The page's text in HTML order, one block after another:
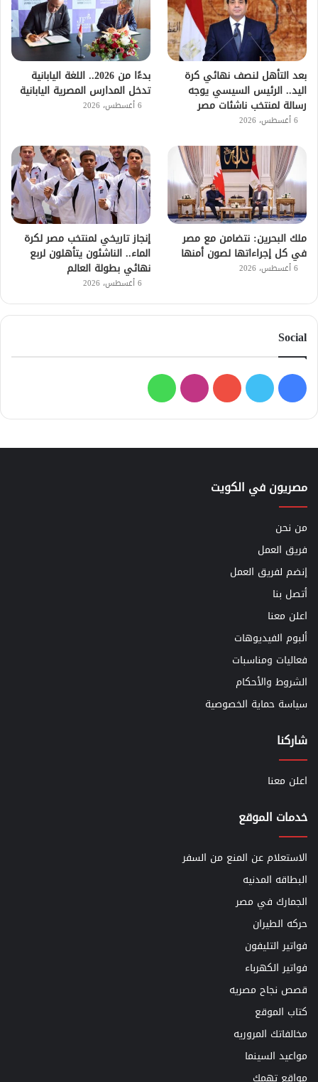
بعد التأهل لنصف نهائي كرة
اليد.. الرئيس السيسي يوجه
رسالة لمنتخب ناشئات مصر
6 أغسطس، 2026
بدءًا من 2026.. اللغة اليابانية
تدخل المدارس المصرية اليابانية
6 أغسطس، 2026
ملك البحرين: نتضامن مع مصر
في كل إجراءاتها لصون أمنها
6 أغسطس، 2026
إنجاز تاريخي لمنتخب مصر لكرة
الماء.. الناشئون يتأهلون لربع
نهائي بطولة العالم
6 أغسطس، 2026
Social
فيسبوك
تويتر يوتيوبانستقرامواتساب
مصريون في الكويت
من نحن
فريق العمل
إنضم لفريق العمل
أتصل بنا
اعلن معنا
ألبوم الفيديوهات
فعاليات ومناسبات
الشروط والأحكام
سياسة حماية الخصوصية
شاركنا
اعلن معنا
خدمات الموقع
الاستعلام عن المنع من السفر
البطاقه المدنيه
الجمارك في مصر
حركه الطيران
فواتير التليفون
فواتير الكهرباء
قصص نجاح مصريه
كتاب الموقع
مخالفاتك المروريه
مواعيد السينما
مواقع تهمك